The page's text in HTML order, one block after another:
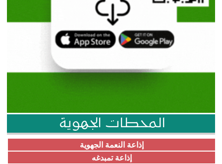
المحطات الجهوية
إذاعة النعمة الجهوية
إذاعة تمبدغه